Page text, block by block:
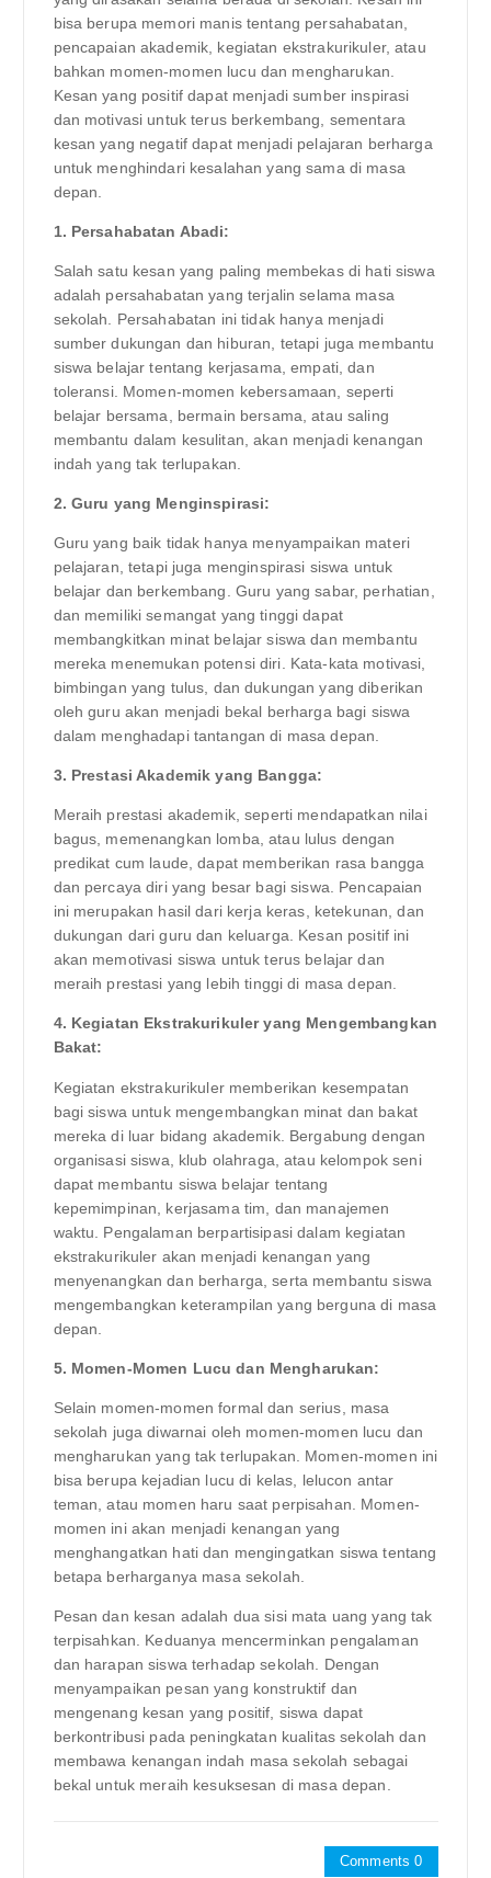
bisa berupa memori manis tentang persahabatan,
pencapaian akademik, kegiatan ekstrakurikuler, atau
bahkan momen-momen lucu dan mengharukan.
Kesan yang positif dapat menjadi sumber inspirasi
dan motivasi untuk terus berkembang, sementara
kesan yang negatif dapat menjadi pelajaran berharga
untuk menghindari kesalahan yang sama di masa
depan.
1. Persahabatan Abadi:
Salah satu kesan yang paling membekas di hati siswa
adalah persahabatan yang terjalin selama masa
sekolah. Persahabatan ini tidak hanya menjadi
sumber dukungan dan hiburan, tetapi juga membantu
siswa belajar tentang kerjasama, empati, dan
toleransi. Momen-momen kebersamaan, seperti
belajar bersama, bermain bersama, atau saling
membantu dalam kesulitan, akan menjadi kenangan
indah yang tak terlupakan.
2. Guru yang Menginspirasi:
Guru yang baik tidak hanya menyampaikan materi
pelajaran, tetapi juga menginspirasi siswa untuk
belajar dan berkembang. Guru yang sabar, perhatian,
dan memiliki semangat yang tinggi dapat
membangkitkan minat belajar siswa dan membantu
mereka menemukan potensi diri. Kata-kata motivasi,
bimbingan yang tulus, dan dukungan yang diberikan
oleh guru akan menjadi bekal berharga bagi siswa
dalam menghadapi tantangan di masa depan.
3. Prestasi Akademik yang Bangga:
Meraih prestasi akademik, seperti mendapatkan nilai
bagus, memenangkan lomba, atau lulus dengan
predikat cum laude, dapat memberikan rasa bangga
dan percaya diri yang besar bagi siswa. Pencapaian
ini merupakan hasil dari kerja keras, ketekunan, dan
dukungan dari guru dan keluarga. Kesan positif ini
akan memotivasi siswa untuk terus belajar dan
meraih prestasi yang lebih tinggi di masa depan.
4. Kegiatan Ekstrakurikuler yang Mengembangkan
Bakat:
Kegiatan ekstrakurikuler memberikan kesempatan
bagi siswa untuk mengembangkan minat dan bakat
mereka di luar bidang akademik. Bergabung dengan
organisasi siswa, klub olahraga, atau kelompok seni
dapat membantu siswa belajar tentang
kepemimpinan, kerjasama tim, dan manajemen
waktu. Pengalaman berpartisipasi dalam kegiatan
ekstrakurikuler akan menjadi kenangan yang
menyenangkan dan berharga, serta membantu siswa
mengembangkan keterampilan yang berguna di masa
depan.
5. Momen-Momen Lucu dan Mengharukan:
Selain momen-momen formal dan serius, masa
sekolah juga diwarnai oleh momen-momen lucu dan
mengharukan yang tak terlupakan. Momen-momen ini
bisa berupa kejadian lucu di kelas, lelucon antar
teman, atau momen haru saat perpisahan. Momen-
momen ini akan menjadi kenangan yang
menghangatkan hati dan mengingatkan siswa tentang
betapa berharganya masa sekolah.
Pesan dan kesan adalah dua sisi mata uang yang tak
terpisahkan. Keduanya mencerminkan pengalaman
dan harapan siswa terhadap sekolah. Dengan
menyampaikan pesan yang konstruktif dan
mengenang kesan yang positif, siswa dapat
berkontribusi pada peningkatan kualitas sekolah dan
membawa kenangan indah masa sekolah sebagai
bekal untuk meraih kesuksesan di masa depan.
Comments 0